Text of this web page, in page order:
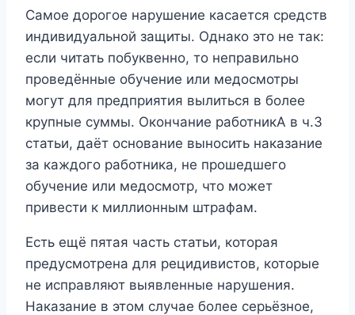
Самое дорогое нарушение касается средств
индивидуальной защиты. Однако это не так:
если читать побуквенно, то неправильно
проведённые обучение или медосмотры
могут для предприятия вылиться в более
крупные суммы. Окончание работникА в ч.3
статьи, даёт основание выносить наказание
за каждого работника, не прошедшего
обучение или медосмотр, что может
привести к миллионным штрафам.
Есть ещё пятая часть статьи, которая
предусмотрена для рецидивистов, которые
не исправляют выявленные нарушения.
Наказание в этом случае более серьёзное,